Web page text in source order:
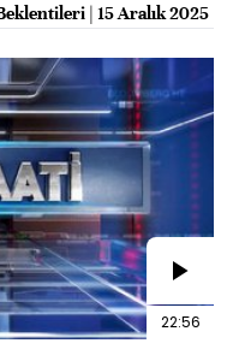
| 15 Aralık 2025
22:56